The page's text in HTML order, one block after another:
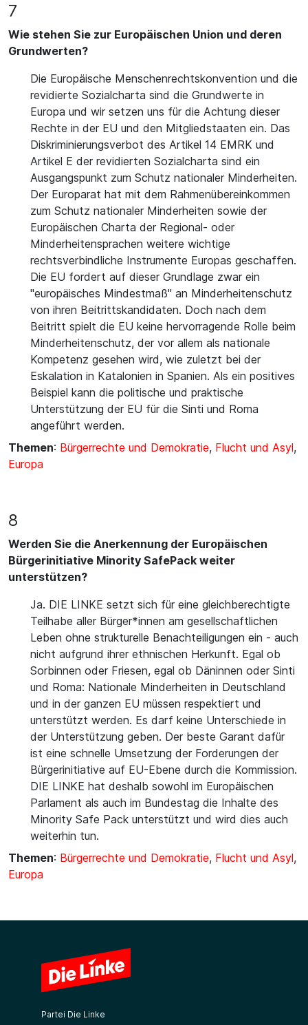
7
Wie stehen Sie zur Europäischen Union und deren
Grundwerten?
Die Europäische Menschenrechtskonvention und die
revidierte Sozialcharta sind die Grundwerte in
Europa und wir setzen uns für die Achtung dieser
Rechte in der EU und den Mitgliedstaaten ein. Das
Diskriminierungsverbot des Artikel 14 EMRK und
Artikel E der revidierten Sozialcharta sind ein
Ausgangspunkt zum Schutz nationaler Minderheiten.
Der Europarat hat mit dem Rahmenübereinkommen
zum Schutz nationaler Minderheiten sowie der
Europäischen Charta der Regional- oder
Minderheitensprachen weitere wichtige
rechtsverbindliche Instrumente Europas geschaffen.
Die EU fordert auf dieser Grundlage zwar ein
"europäisches Mindestmaß" an Minderheitenschutz
von ihren Beitrittskandidaten. Doch nach dem
Beitritt spielt die EU keine hervorragende Rolle beim
Minderheitenschutz, der vor allem als nationale
Kompetenz gesehen wird, wie zuletzt bei der
Eskalation in Katalonien in Spanien. Als ein positives
Beispiel kann die politische und praktische
Unterstützung der EU für die Sinti und Roma
angeführt werden.
Themen: Bürgerrechte und Demokratie, Flucht und Asyl,
Europa
8
Werden Sie die Anerkennung der Europäischen
Bürgerinitiative Minority SafePack weiter
unterstützen?
Ja. DIE LINKE setzt sich für eine gleichberechtigte
Teilhabe aller Bürger*innen am gesellschaftlichen
Leben ohne strukturelle Benachteiligungen ein - auch
nicht aufgrund ihrer ethnischen Herkunft. Egal ob
Sorbinnen oder Friesen, egal ob Däninnen oder Sinti
und Roma: Nationale Minderheiten in Deutschland
und in der ganzen EU müssen respektiert und
unterstützt werden. Es darf keine Unterschiede in
der Unterstützung geben. Der beste Garant dafür
ist eine schnelle Umsetzung der Forderungen der
Bürgerinitiative auf EU-Ebene durch die Kommission.
DIE LINKE hat deshalb sowohl im Europäischen
Parlament als auch im Bundestag die Inhalte des
Minority Safe Pack unterstützt und wird dies auch
weiterhin tun.
Themen: Bürgerrechte und Demokratie, Flucht und Asyl,
Europa
Partei Die Linke